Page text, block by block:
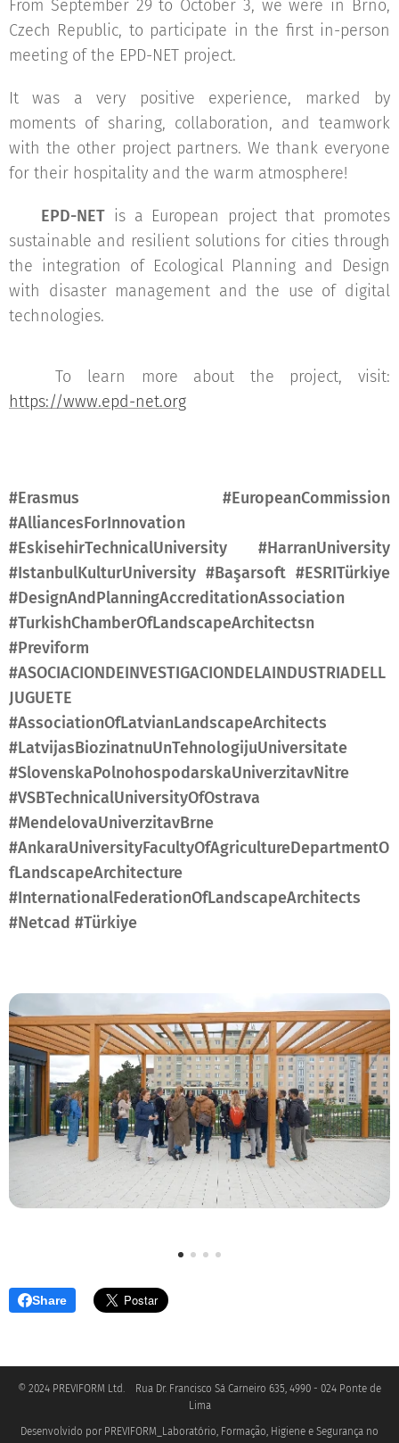
From September 29 to October 3, we were in Brno,
Czech Republic, to participate in the first in-person
meeting of the EPD-NET project.
It was a very positive experience, marked by
moments of sharing, collaboration, and teamwork
with the other project partners. We thank everyone
for their hospitality and the warm atmosphere!
EPD-NET is a European project that promotes
sustainable and resilient solutions for cities through
the integration of Ecological Planning and Design
with disaster management and the use of digital
technologies.
🔗 To learn more about the project, visit:
https://www.epd-net.org
#Erasmus #EuropeanCommission
#AlliancesForInnovation
#EskisehirTechnicalUniversity #HarranUniversity
#IstanbulKulturUniversity #Başarsoft #ESRITürkiye
#DesignAndPlanningAccreditationAssociation
#TurkishChamberOfLandscapeArchitectsn
#Previform
#ASOCIACIONDEINVESTIGACIONDELAINDUSTRIADELL
JUGUETE
#AssociationOfLatvianLandscapeArchitects
#LatvijasBiozinatnuUnTehnologijuUniversitate
#SlovenskaPolnohospodarskaUniverzitavNitre
#VSBTechnicalUniversityOfOstrava
#MendelovaUniverzitavBrne
#AnkaraUniversityFacultyOfAgricultureDepartmentO
fLandscapeArchitecture
#InternationalFederationOfLandscapeArchitects
#Netcad #Türkiye
Share
© 2024 PREVIFORM Ltd. Rua Dr. Francisco Sá Carneiro 635, 4990 - 024 Ponte de
Lima
Desenvolvido por PREVIFORM_Laboratório, Formação, Higiene e Segurança no